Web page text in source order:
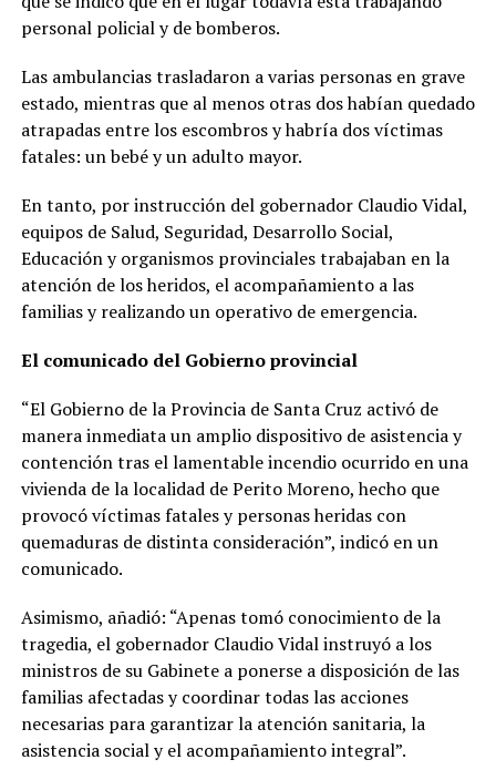
personal policial y de bomberos.
Las ambulancias trasladaron a varias personas en grave
estado, mientras que al menos otras dos habían quedado
atrapadas entre los escombros y habría dos víctimas
fatales: un bebé y un adulto mayor.
En tanto, por instrucción del gobernador Claudio Vidal,
equipos de Salud, Seguridad, Desarrollo Social,
Educación y organismos provinciales trabajaban en la
atención de los heridos, el acompañamiento a las
familias y realizando un operativo de emergencia.
El comunicado del Gobierno provincial
“El Gobierno de la Provincia de Santa Cruz activó de
manera inmediata un amplio dispositivo de asistencia y
contención tras el lamentable incendio ocurrido en una
vivienda de la localidad de Perito Moreno, hecho que
provocó víctimas fatales y personas heridas con
quemaduras de distinta consideración”, indicó en un
comunicado.
Asimismo, añadió: “Apenas tomó conocimiento de la
tragedia, el gobernador Claudio Vidal instruyó a los
ministros de su Gabinete a ponerse a disposición de las
familias afectadas y coordinar todas las acciones
necesarias para garantizar la atención sanitaria, la
asistencia social y el acompañamiento integral”.